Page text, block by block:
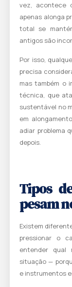
vez, acontece
apenas alonga
total se
antigos são
Por isso,
precisa
mas também o
técnica, que
sustentável no
em
adiar problema
depois.
Tipos
pesam
Existem
pressionar o
entender qual
situação —
e instrumentos